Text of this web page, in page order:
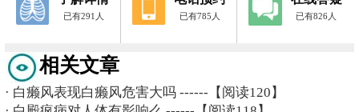
已有291人 已有785人 已有826人
相关文章
· 白癞风表现白癞风危害大吗 ------【阅读120】